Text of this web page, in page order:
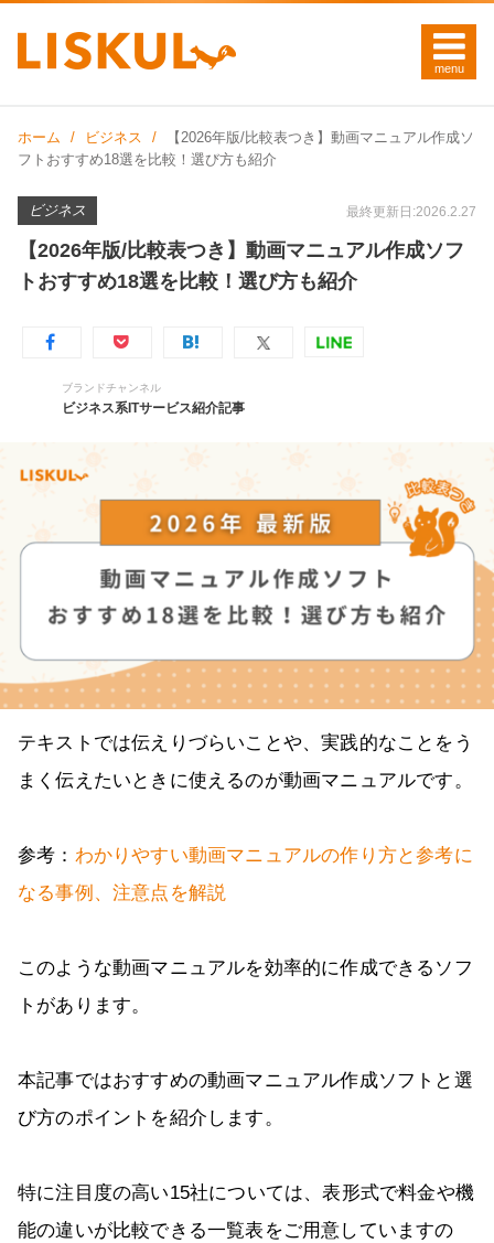
ホーム ビジネス
【2026年版/比較表つき】動画マニュアル作成ソ
フトおすすめ18選を比較！選び方も紹介
ビジネス 最終更新日:2026.2.27
【2026年版/比較表つき】動画マニュアル作成ソフ
トおすすめ18選を比較！選び方も紹介
ブランドチャンネル
ビジネス系ITサービス紹介記事
テキストでは伝えりづらいことや、実践的なことをう
まく伝えたいときに使えるのが動画マニュアルです。
参考： わかりやすい動画マニュアルの作り方と参考に
なる事例、注意点を解説
このような動画マニュアルを効率的に作成できるソフ
トがあります。
本記事ではおすすめの動画マニュアル作成ソフトと選
び方のポイントを紹介します。
特に注目度の高い15社については、表形式で料金や機
能の違いが比較できる一覧表をご用意していますの